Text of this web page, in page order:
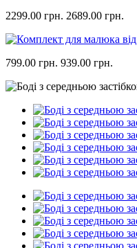
2299.00 грн. 2689.00 грн.
799.00 грн. 939.00 грн.